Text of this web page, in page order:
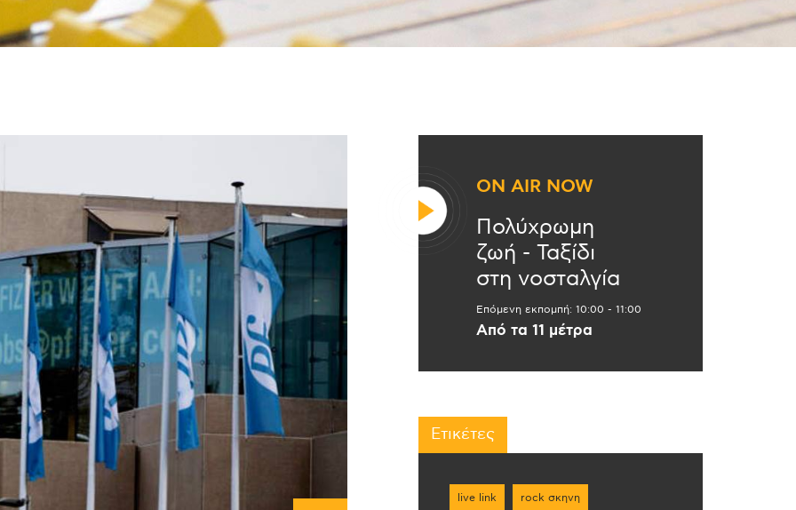
Links
Επικοινωνία
ON AIR NOW
Πολύχρωμη
ζωή - Ταξίδι
στη νοσταλγία
Επόμενη εκπομπή: 10:00 - 11:00
Από τα 11 μέτρα
Ετικέτες
live link rock σκηνη